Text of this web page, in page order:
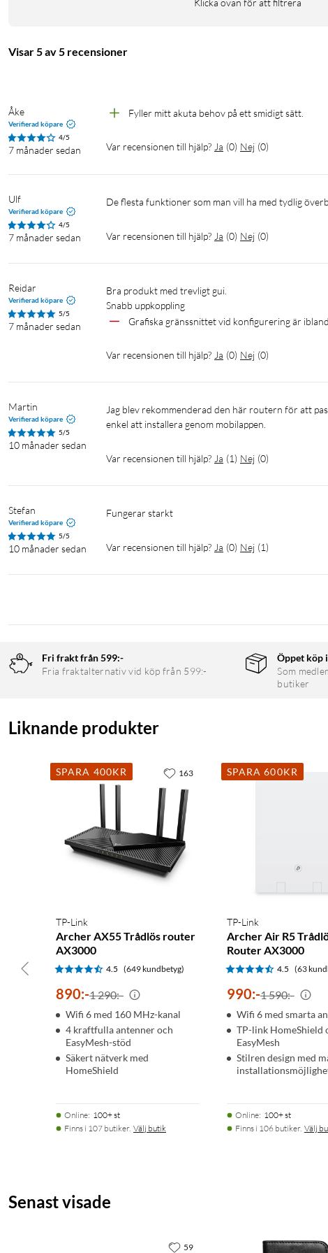
Klicka ovan för att filtrera
Visar 5 av 5 recensioner
Åke
Verifierad köpare
4/5
7 månader sedan
Fyller mitt akuta behov på ett smidigt sätt.
Var recensionen till hjälp? Ja (0) Nej (0)
Ulf
Verifierad köpare
4/5
7 månader sedan
De flesta funktioner som man vill ha med tydlig
Var recensionen till hjälp? Ja (0) Nej (0)
Reidar
Verifierad köpare
5/5
7 månader sedan
Bra produkt med trevligt gui.
Snabb uppkoppling
Grafiska gränssnittet vid konfigurering är
Var recensionen till hjälp? Ja (0) Nej (0)
Martin
Verifierad köpare
5/5
10 månader sedan
Jag blev rekommenderad den här routern för att passa min kommande fiberhastighet på 1000/1000. Den var oerhört
enkel att installera genom mobilappen.
Var recensionen till hjälp? Ja (1) Nej (0)
Stefan
Verifierad köpare
5/5
10 månader sedan
Fungerar starkt
Var recensionen till hjälp? Ja (0) Nej (1)
Fri frakt från 599:-
Fria fraktalternativ vid köp från 599:-
Öppet köp
Som
butiker
Liknande produkter
SPARA 400KR
TP-Link
Archer AX55 Trådlös router
AX3000
4.5 (649 kundbetyg)
890:-1 290:-
Wifi 6 med 160 MHz-kanal
4 kraftfulla antenner och
EasyMesh-stöd
Säkert nätverk med
HomeShield
Online: 100+ st
Finns i 107 butiker. Välj butik
163 SPARA 600KR
TP-Link
Archer Air R5
Router AX3000
4.5 (63
990:-1 590:-
Wifi 6 med smarta
TP-link HomeShield
EasyMesh
Stilren design med
Online: 100+ st
Finns i 106 butiker. Välj
Senast visade
59